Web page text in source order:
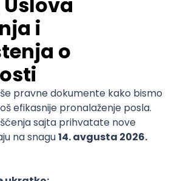
nam da saznamo više o
ovom smeru
(0ocena)
Ostavi ocenu